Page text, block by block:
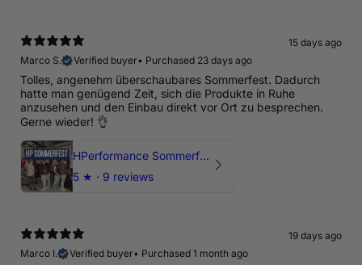
15 days ago
Marco S.
Verified buyer• Purchased 23 days ago
Tolles, angenehm überschaubares Sommerfest. Dadurch
hatte man genügend Zeit, sich die Produkte in Ruhe
anzusehen und den Einbau direkt vor Ort zu besprechen.
Gerne wieder! 👌
HPerformance Sommerfest 2026
5 ★ · 9 reviews
19 days ago
Marco I.
Verified buyer• Purchased 1 month ago